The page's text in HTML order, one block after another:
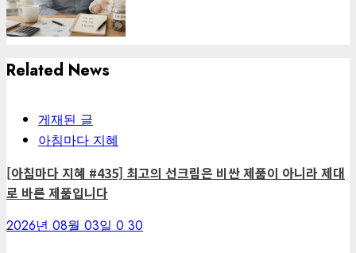
Related News
게재된 글
아침마다 지혜
[아침마다 지혜 #435] 최고의 선크림은 비싼 제품이 아니라 제대
로 바른 제품입니다
2026년 08월 03일 0 30